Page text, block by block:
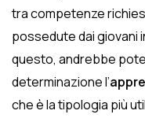
tra competenze
possedute dai giovani
questo, andrebbe
determinazione l’
che è la tipologia più